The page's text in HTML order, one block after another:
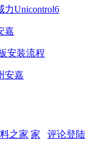
Unicontrol6
嘉
安装流程
安嘉
评论登陆
之家 家